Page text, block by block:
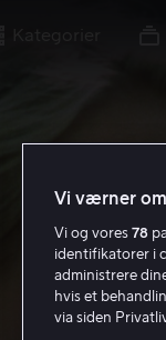
Vi værner
Vi og vores 78
identifikatorer i
administrere
hvis et
via siden